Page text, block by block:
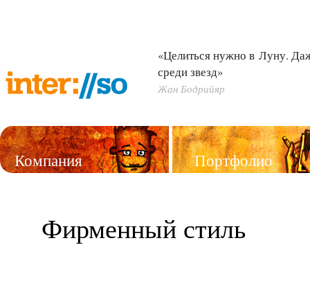
«Целиться нужно в Луну.
среди звезд»
Жан Бодрийяр
Компания Портфолио
Фирменный стиль